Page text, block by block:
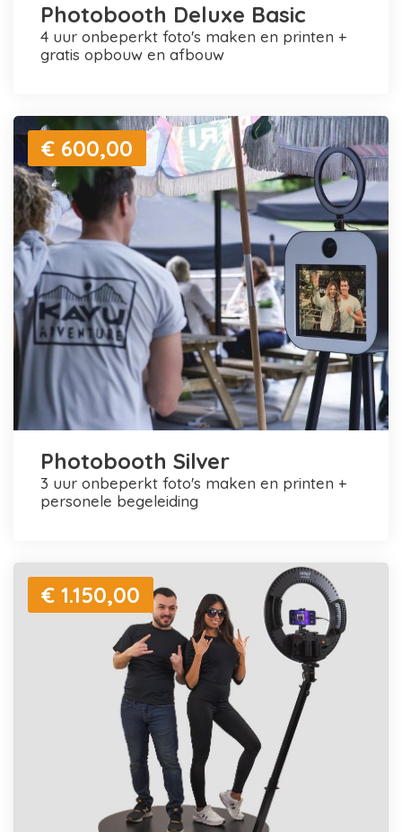
Photobooth Deluxe Basic
4 uur onbeperkt foto's maken en printen +
gratis opbouw en afbouw
€ 600,00
Photobooth Silver
3 uur onbeperkt foto's maken en printen +
personele begeleiding
€ 1.150,00